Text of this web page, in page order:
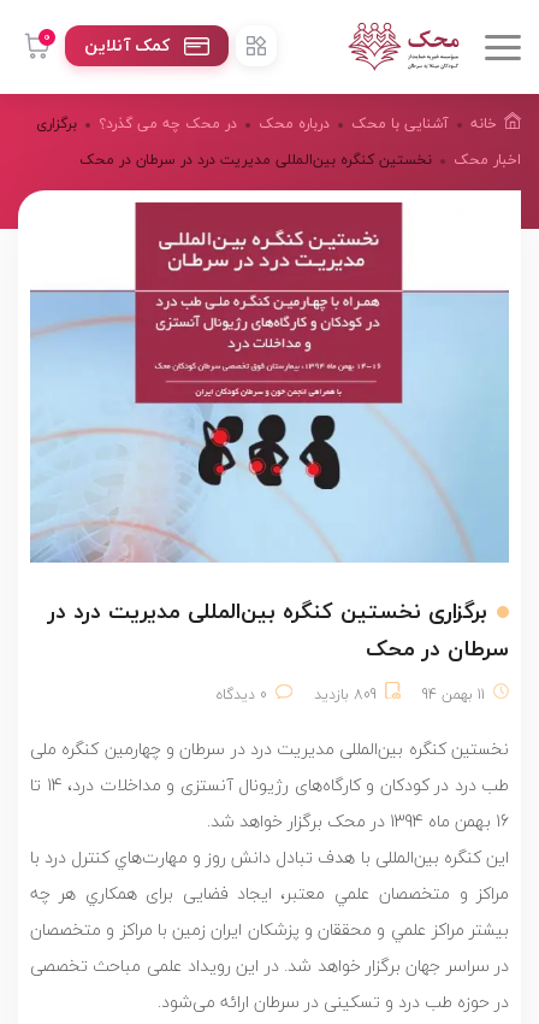
0 کمک آنلاین
خانه آشنایی با محک درباره محک
در محک چه می گذرد؟
اخبار محک
برگزاری
نخستین کنگره بین‌المللی مدیریت درد در سرطان در محک
برگزاری نخستین کنگره بین‌المللی مدیریت درد در
سرطان در محک
11 بهمن 94 809 بازدید 0 دیدگاه
نخستین کنگره بین‌المللی مدیریت درد در سرطان و چهارمین کنگره ملی
طب درد در کودکان و کارگاه‌های رژیونال آنستزی و مداخلات درد، 14 تا
16 بهمن ماه 1394 در محک برگزار خواهد شد.
اين کنگره بین‌المللی با هدف تبادل دانش روز و مهارت‌هاي كنترل درد با
مراكز و متخصصان علمي معتبر، ایجاد فضایی برای همكاري هر چه
بيشتر مراكز علمي و محققان و پزشكان ايران زمين با مراكز و متخصصان
در سراسر جهان برگزار خواهد شد. در این رویداد علمی مباحث تخصصی
در حوزه طب درد و تسکینی در سرطان ارائه می‌شود.